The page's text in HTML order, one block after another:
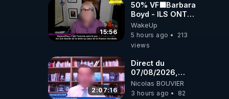
15:56
50% VF🟩Barbara
Boyd - ILS ONT
MENTI SUR TOUT
-Jocelyne
Traduction
WakeUp
5 hours ago
213
views
2:07:16
Direct du
07/08/2026,
présenté par
Nicolas BOUVIER
Nicolas BOUVIER
3 hours ago
82